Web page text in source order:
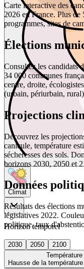
Climat
Horizon temporel
2030 2050
2100
Hausse de la
Carte interactive des
2026 en France. Plus de
programmes, sites de
Élections
Consultez les candidats
34 000 communes
centre, droite,
(urbain, périurbain,
Projections
Découvrez les
canicule, température
sécheresses des sols.
horizons 2030, 2050 et
Données
Résultats des élections
législatives 2022.
politique, taux